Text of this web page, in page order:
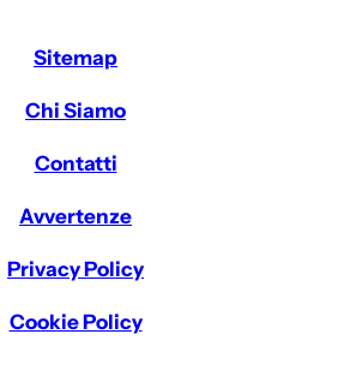
Sitemap
Chi Siamo
Contatti
Avvertenze
Privacy Policy
Cookie Policy